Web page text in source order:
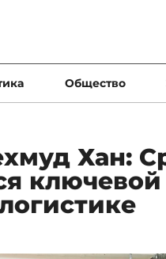
Общество
Хан: